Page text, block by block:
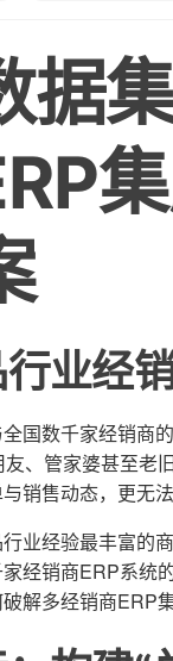
据
业经
国数千家经销商
、管家婆甚至老
销售动态，更无
业经验最丰富的
经销商ERP系统
解多经销商ERP